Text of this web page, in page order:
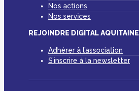
Nos actions
Nos services
REJOINDRE DIGITAL AQUITAINE
Adhérer à l’association
S’inscrire à la newsletter